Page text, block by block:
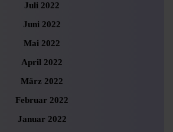
Juli 2022
Juni 2022
Mai 2022
April 2022
März 2022
Februar 2022
Januar 2022